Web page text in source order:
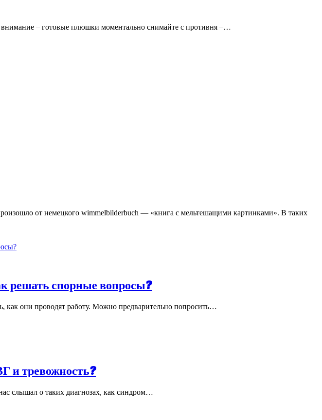
внимание – готовые плюшки моментально снимайте с противня –…
от немецкого wimmelbilderbuch — «книга с мельтешащими картинками». В таких
решать спорные вопросы?
как они проводят работу. Можно предварительно попросить…
и тревожность?
слышал о таких диагнозах, как синдром…